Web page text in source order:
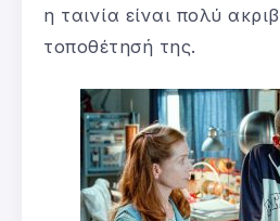
η ταινία είναι πολύ
τοποθέτησή της.